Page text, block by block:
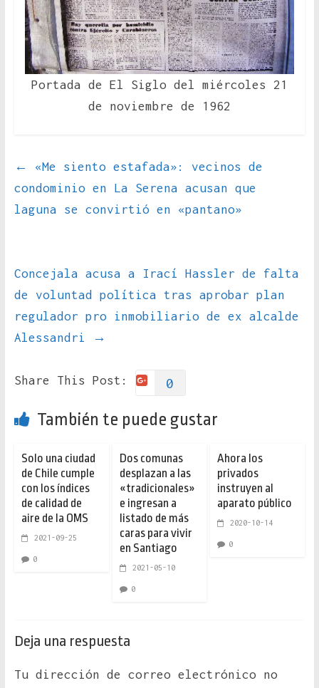
Portada de El Siglo del miércoles 21
de noviembre de 1962
←
«Me siento estafada»: vecinos de
condominio en La Serena acusan que
laguna se convirtió en «pantano»
Concejala acusa a Irací Hassler de falta
de voluntad política tras aprobar plan
regulador pro inmobiliario de ex alcalde
Alessandri
→
Share This Post: 0
También te puede gustar
Solo una ciudad
de Chile cumple
con los índices
de calidad de
aire de la OMS
2021-09-25
0
Dos comunas
desplazan a las
«tradicionales»
e ingresan a
listado de más
caras para vivir
en Santiago
2021-05-10
0
Ahora los
privados
instruyen al
aparato público
2020-10-14
0
Deja una respuesta
Tu dirección de correo electrónico no